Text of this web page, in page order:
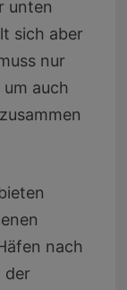
unten
sich aber
nur
auch
nach
der